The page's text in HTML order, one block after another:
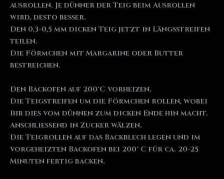
ausrollen. Je dünner der Teig beim Ausrollen
wird, desto besser.
Den 0,3-0,5 mm dicken Teig jetzt in Längsstreifen
teilen.
Die Förmchen mit Margarine oder Butter
bestreichen.
Den Backofen auf 200°C vorheizen.
Die Teigstreifen um die Förmchen rollen, wobei
Ihr dies vom dünnen zum dicken Ende hin macht.
Anschließend in Zucker wälzen.
Die Teigrollen auf das Backblech legen und im
vorgeheizten Backofen bei 200° C für ca. 20-25
Minuten fertig backen.